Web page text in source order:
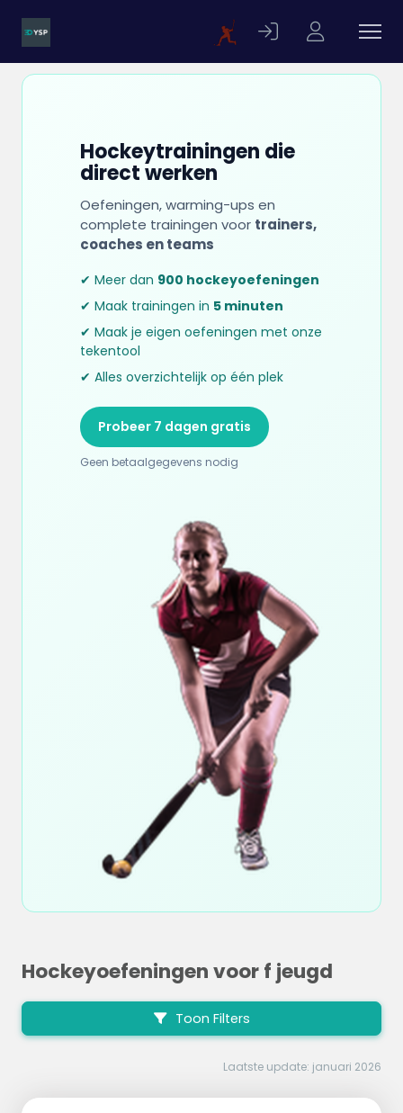
Hockeytrainingen die
direct werken
Oefeningen, warming-ups en
complete trainingen voor trainers,
coaches en teams
✔ Meer dan 900 hockeyoefeningen
✔ Maak trainingen in 5 minuten
✔ Maak je eigen oefeningen met onze
tekentool
✔ Alles overzichtelijk op één plek
Probeer 7 dagen gratis
Geen betaalgegevens nodig
Hockeyoefeningen voor f jeugd
Toon Filters
Laatste update: januari 2026